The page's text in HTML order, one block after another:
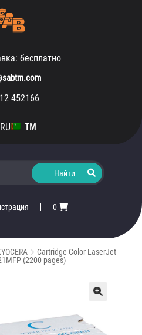
бесплатно
452166
RU TM
0
Cartridge Color LaserJet
(2200 pages)